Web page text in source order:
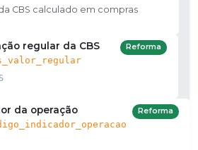
CBS calculado em compras
regular da CBS Reforma
da operação Reforma